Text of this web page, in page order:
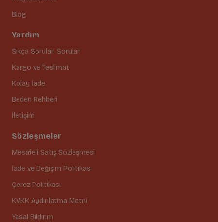
Blog
Yardım
Sıkça Sorulan Sorular
Kargo ve Teslimat
Kolay İade
Beden Rehberi
İletişim
Sözleşmeler
Mesafeli Satış Sözleşmesi
İade ve Değişim Politikası
Çerez Politikası
KVKK Aydınlatma Metni
Yasal Bildirim